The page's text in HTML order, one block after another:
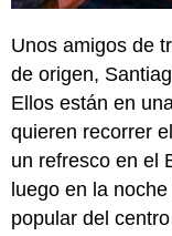
de
creatividad
Unos amigos de
de origen,
Ellos están en
quieren recorrer
un refresco en el
luego en la
popular del